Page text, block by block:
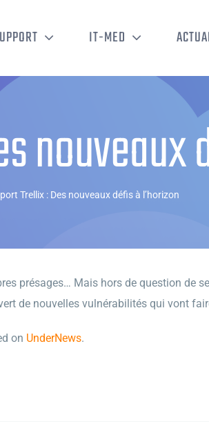
IT-MED
nouveaux
Trellix : Des nouveaux défis à l’horizon
présages… Mais hors de question de
de nouvelles vulnérabilités qui vont
on UnderNews.